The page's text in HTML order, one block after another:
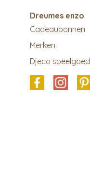
Dreumes enzo
Cadeaubonnen
Merken
Djeco speelgoed